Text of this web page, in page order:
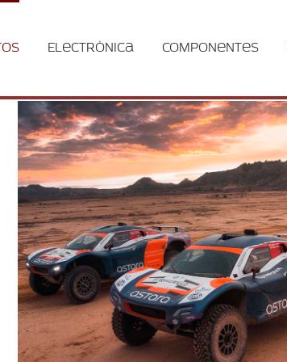
Electrónica Componentes